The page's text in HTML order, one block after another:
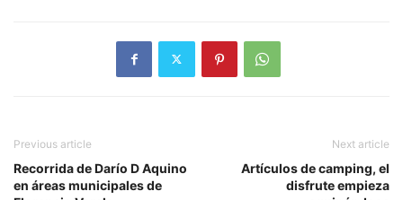
Previous article
Recorrida de Darío D Aquino
en áreas municipales de
Next article
Artículos de camping, el
disfrute empieza